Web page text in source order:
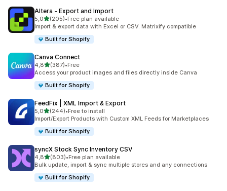
Altera ‑ Export and Import
5,0z 5 hvězd
(205)
Celkový počet recenzí: 205
•Free plan available
Import & export data with Excel or CSV. Matrixify compatible
Built for Shopify
Canva Connect
4,8z 5 hvězd
(387)
Celkový počet recenzí: 387
•Free
Access your product images and files directly inside Canva
Built for Shopify
FeedFix | XML Import & Export
5,0z 5 hvězd
(244)
Celkový počet recenzí: 244
•Free to install
Import/Export Products with Custom XML Feeds for Marketplaces
Built for Shopify
syncX Stock Sync Inventory CSV
4,8z 5 hvězd
(803)
Celkový počet recenzí: 803
•Free plan available
Bulk update, import & sync multiple stores and any connections
Built for Shopify